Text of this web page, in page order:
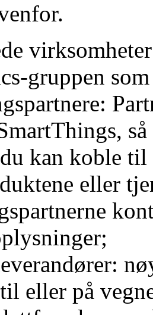
gruppen
kan koble
eller
eller på